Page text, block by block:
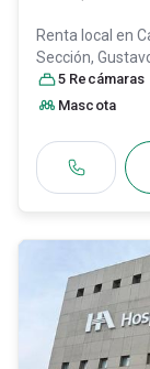
Renta local en
Sección,
ID:31340965
5 Recámaras
Mascota